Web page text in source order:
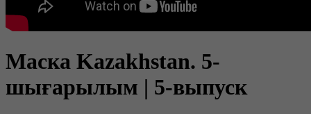
Маска Kazakhstan. 5-
шығарылым | 5-выпуск